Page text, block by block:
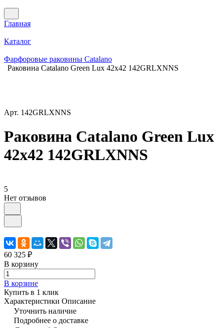
Главная
Каталог
Фарфоровые раковины Catalano
Раковина Catalano Green Lux 42x42 142GRLXNNS
Арт. 142GRLXNNS
Раковина Catalano Green Lux
42x42 142GRLXNNS
5
Нет отзывов
60 325 ₽
В корзину
В корзине
Купить в 1 клик
Характеристики Описание
Уточнить наличие
Подробнее о доставке